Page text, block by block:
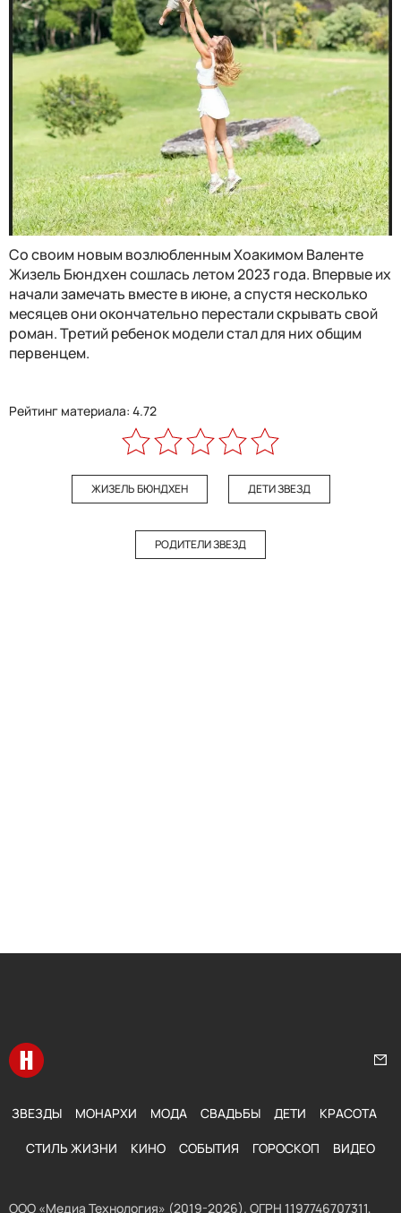
Со своим новым возлюбленным Хоакимом Валенте
Жизель Бюндхен сошлась летом 2023 года. Впервые их
начали замечать вместе в июне, а спустя несколько
месяцев они окончательно перестали скрывать свой
роман. Третий ребенок модели стал для них общим
первенцем.
Рейтинг материала: 4.72
ЖИЗЕЛЬ БЮНДХЕН ДЕТИ ЗВЕЗД
РОДИТЕЛИ ЗВЕЗД
Перейти на главную
ЗВЕЗДЫ МОНАРХИ МОДА СВАДЬБЫ ДЕТИ КРАСОТА
СТИЛЬ ЖИЗНИ КИНО СОБЫТИЯ ГОРОСКОП ВИДЕО
ООО «Медиа Технология» (2019-2026). ОГРН 1197746707311,